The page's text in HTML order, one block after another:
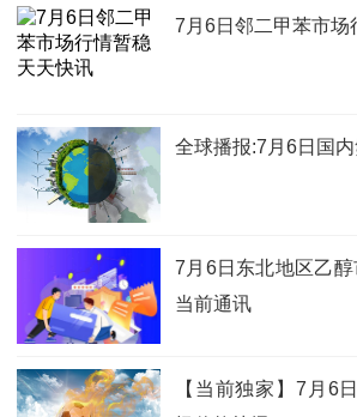
7月6日邻二甲苯市场
全球播报:7月6日国
7月6日东北地区乙醇
当前通讯
【当前独家】7月6